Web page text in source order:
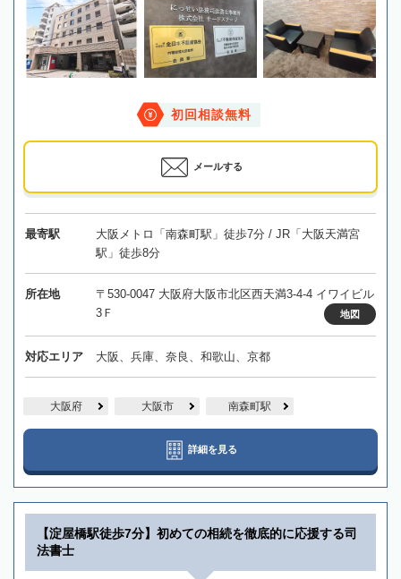
初回相談無料
メールする
最寄駅
大阪メトロ「南森町駅」徒歩7分 / JR「大阪天満宮
駅」徒歩8分
所在地
〒530-0047 大阪府大阪市北区西天満3-4-4 イワイビル
3Ｆ
地図
対応エリア 大阪、兵庫、奈良、和歌山、京都
大阪府 大阪市 南森町駅
詳細を見る
【淀屋橋駅徒歩7分】初めての相続を徹底的に応援する司
法書士